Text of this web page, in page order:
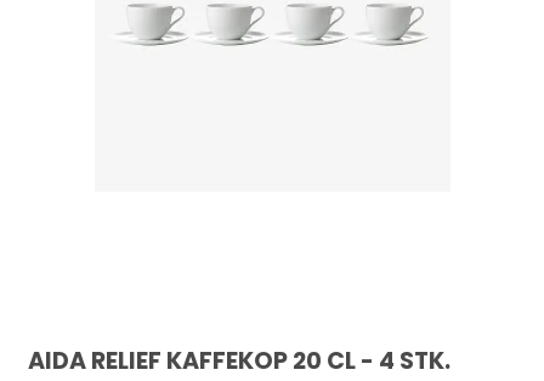
AIDA RELIEF KAFFEKOP 20 CL - 4 STK.